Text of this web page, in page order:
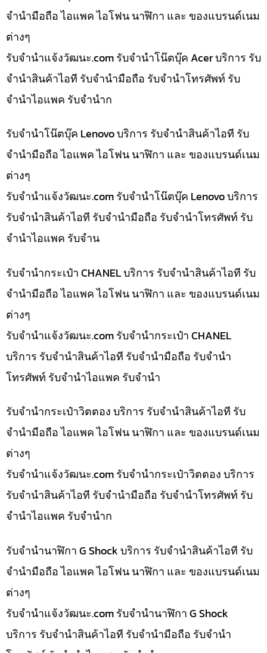
จำนำมือถือ ไอแพค ไอโฟน นาฬิกา และ ของแบรนด์เนม
ต่างๆ
รับจํานําแจ้งวัฒนะ.com รับจำนำโน๊ตบุ๊ค Acer บริการ รับ
จำนำสินค้าไอที รับจำนำมือถือ รับจำนำโทรศัพท์ รับ
จำนำไอแพค รับจำนำก
รับจำนำโน๊ตบุ๊ค Lenovo บริการ รับจำนำสินค้าไอที รับ
จำนำมือถือ ไอแพค ไอโฟน นาฬิกา และ ของแบรนด์เนม
ต่างๆ
รับจํานําแจ้งวัฒนะ.com รับจำนำโน๊ตบุ๊ค Lenovo บริการ
รับจำนำสินค้าไอที รับจำนำมือถือ รับจำนำโทรศัพท์ รับ
จำนำไอแพค รับจำน
รับจำนำกระเป๋า CHANEL บริการ รับจำนำสินค้าไอที รับ
จำนำมือถือ ไอแพค ไอโฟน นาฬิกา และ ของแบรนด์เนม
ต่างๆ
รับจํานําแจ้งวัฒนะ.com รับจำนำกระเป๋า CHANEL
บริการ รับจำนำสินค้าไอที รับจำนำมือถือ รับจำนำ
โทรศัพท์ รับจำนำไอแพค รับจำนำ
รับจำนำกระเป๋าวิตตอง บริการ รับจำนำสินค้าไอที รับ
จำนำมือถือ ไอแพค ไอโฟน นาฬิกา และ ของแบรนด์เนม
ต่างๆ
รับจํานําแจ้งวัฒนะ.com รับจำนำกระเป๋าวิตตอง บริการ
รับจำนำสินค้าไอที รับจำนำมือถือ รับจำนำโทรศัพท์ รับ
จำนำไอแพค รับจำนำก
รับจำนำนาฬิกา G Shock บริการ รับจำนำสินค้าไอที รับ
จำนำมือถือ ไอแพค ไอโฟน นาฬิกา และ ของแบรนด์เนม
ต่างๆ
รับจํานําแจ้งวัฒนะ.com รับจำนำนาฬิกา G Shock
บริการ รับจำนำสินค้าไอที รับจำนำมือถือ รับจำนำ